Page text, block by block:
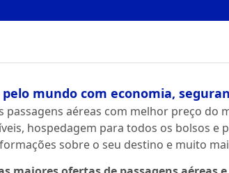
pelo mundo com economia,
passagens aéreas com melhor preço do
hospedagem para todos os bolsos
sobre o seu destino e muito